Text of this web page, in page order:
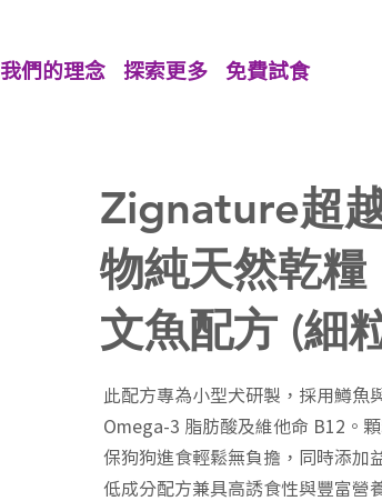
我們的理念 探索更多 免費試食
Zignature超
物純天然乾糧
文魚配方 (細
此配方專為小型犬研製，採用鱒魚
Omega-3 脂肪酸及維他命 B12。
保狗狗進食輕鬆無負擔，同時添加
低成分配方兼具高誘食性與豐富營